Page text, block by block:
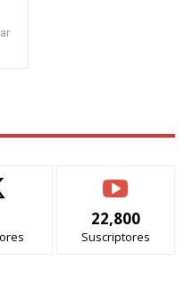
22,800
Suscriptores